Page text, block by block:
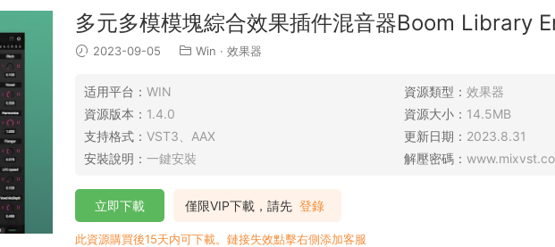
多元多模模塊綜合效果插件混音器Boom Library
2023-09-05 Win · 效果器
适用平台： WIN 資源類型： 效果器
資源版本： 1.4.0 資源大小： 14.5MB
支持格式： VST3、AAX 更新日期： 2023.8.31
安裝說明： 一鍵安裝 解壓密碼：
僅限VIP下載，請先 登錄
立即下載
此資源購買後15天内可下載。鏈接失效點擊右側添加客服